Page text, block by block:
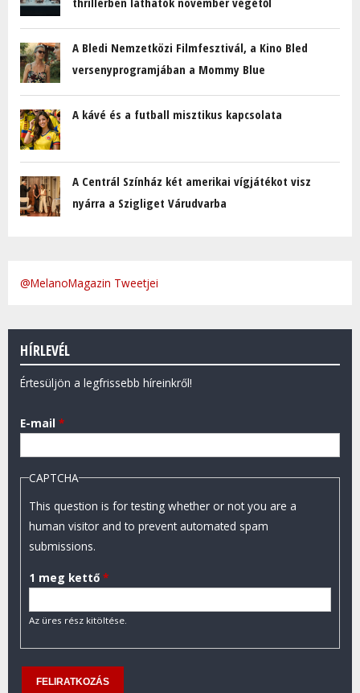
A Bledi Nemzetközi Filmfesztivál, a Kino Bled
versenyprogramjában a Mommy Blue
A kávé és a futball misztikus kapcsolata
A Centrál Színház két amerikai vígjátékot visz
nyárra a Szigliget Várudvarba
@MelanoMagazin Tweetjei
HÍRLEVÉL
Értesüljön a legfrissebb híreinkről!
E-mail *
CAPTCHA
This question is for testing whether or not you are a
human visitor and to prevent automated spam
submissions.
1 meg kettő *
Az üres rész kitöltése.